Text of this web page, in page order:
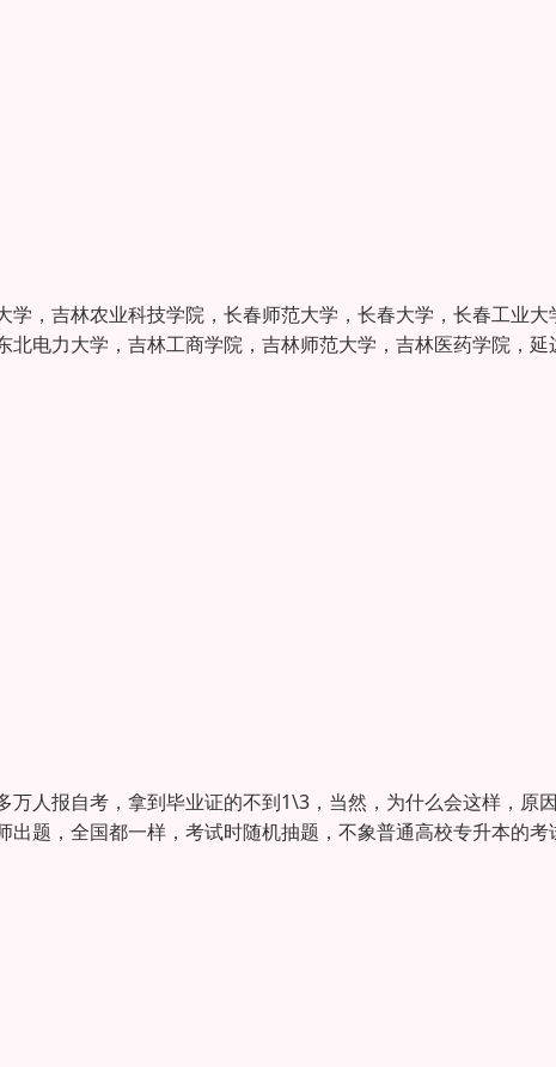
，吉林农业科技学院，长春师范大学，长春大学，长春工业大
电力大学，吉林工商学院，吉林师范大学，吉林医药学院，延
人报自考，拿到毕业证的不到1\3，当然，为什么会这样，原
题，全国都一样，考试时随机抽题，不象普通高校专升本的考